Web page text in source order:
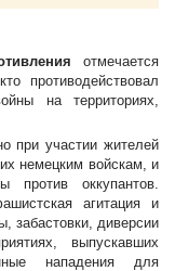
отмечается
противодействовал
на территориях,
при участии жителей
немецким войскам, и
против оккупантов.
агитация и
забастовки, диверсии
выпускавших
нападения для